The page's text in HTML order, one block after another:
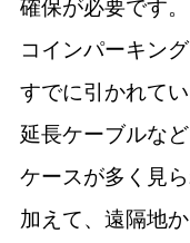
確保が必要です。
コインパーキン
すでに引かれて
延長ケーブルな
ケースが多く見ら
加えて、遠隔地